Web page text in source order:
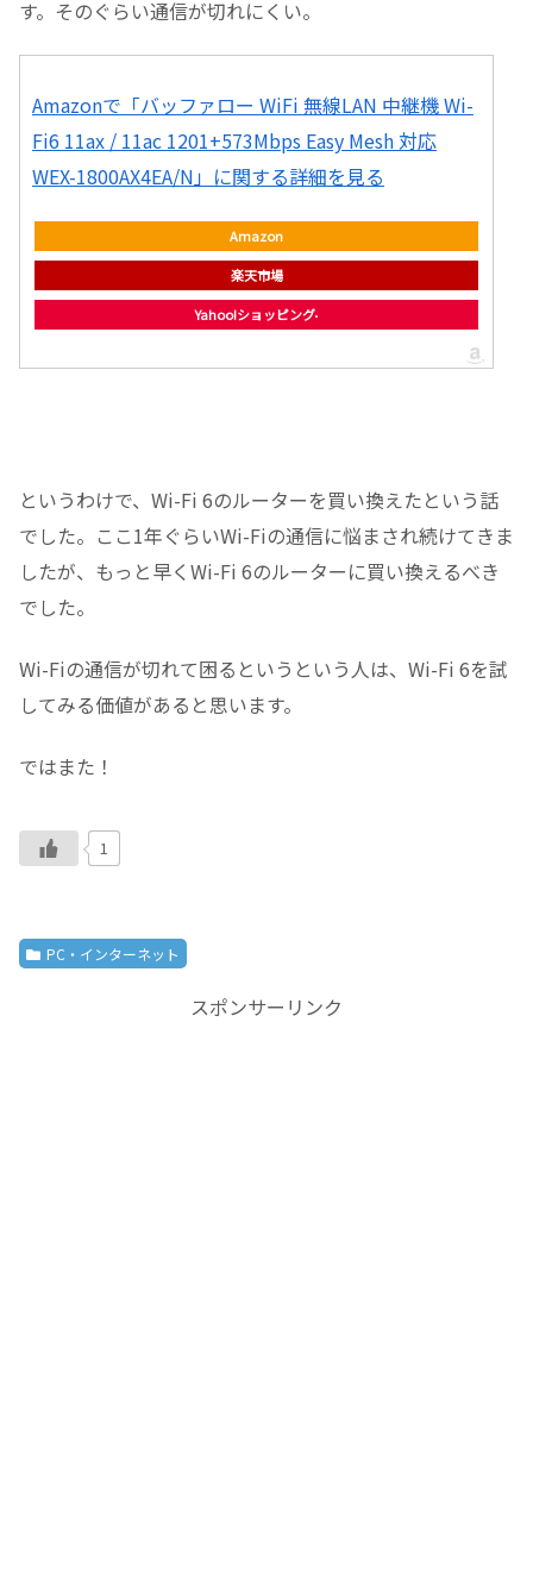
す。そのぐらい通信が切れにくい。
Amazonで「バッファロー WiFi 無線LAN 中継機 Wi-
Fi6 11ax / 11ac 1201+573Mbps Easy Mesh 対応
WEX-1800AX4EA/N」に関する詳細を見る
Amazon
楽天市場
Yahoo!ショッピング
というわけで、Wi-Fi 6のルーターを買い換えたという話
でした。ここ1年ぐらいWi-Fiの通信に悩まされ続けてきま
したが、もっと早くWi-Fi 6のルーターに買い換えるべき
でした。
Wi-Fiの通信が切れて困るというという人は、Wi-Fi 6を試
してみる価値があると思います。
ではまた！
1
PC・インターネット
スポンサーリンク